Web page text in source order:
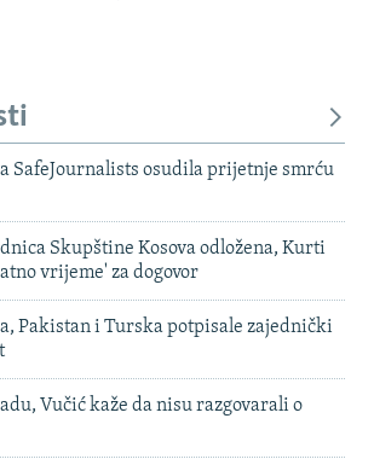
SafeJournalists osudila prijetnje smrću
Skupštine Kosova odložena, Kurti
vrijeme' za dogovor
Pakistan i Turska potpisale zajednički
Vučić kaže da nisu razgovarali o